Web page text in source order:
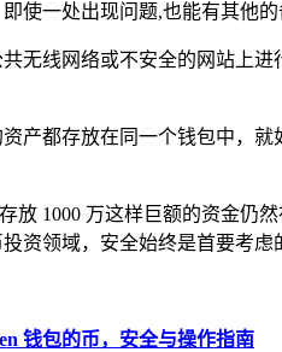
使一处出现问题,也能有其他的
无线网络或不安全的网站上
产都存放在同一个钱包中，
放 1000 万这样巨额的资金仍
资领域，安全始终是首要考
钱包的币，安全与操作指南